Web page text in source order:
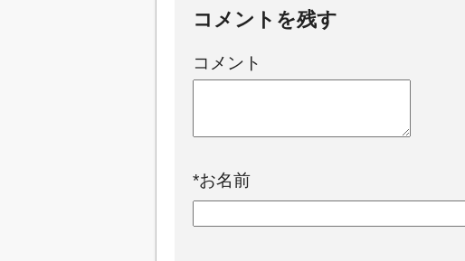
コメントを残す
コメント
*お名前